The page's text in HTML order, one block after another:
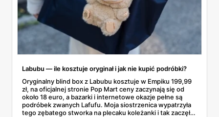
Labubu — ile kosztuje oryginał i jak nie kupić podróbki?
Oryginalny blind box z Labubu kosztuje w Empiku 199,99
zł, na oficjalnej stronie Pop Mart ceny zaczynają się od
około 18 euro, a bazarki i internetowe okazje pełne są
podróbek zwanych Lafufu. Moja siostrzenica wypatrzyła
tego zębatego stworka na plecaku koleżanki i tak zaczęło